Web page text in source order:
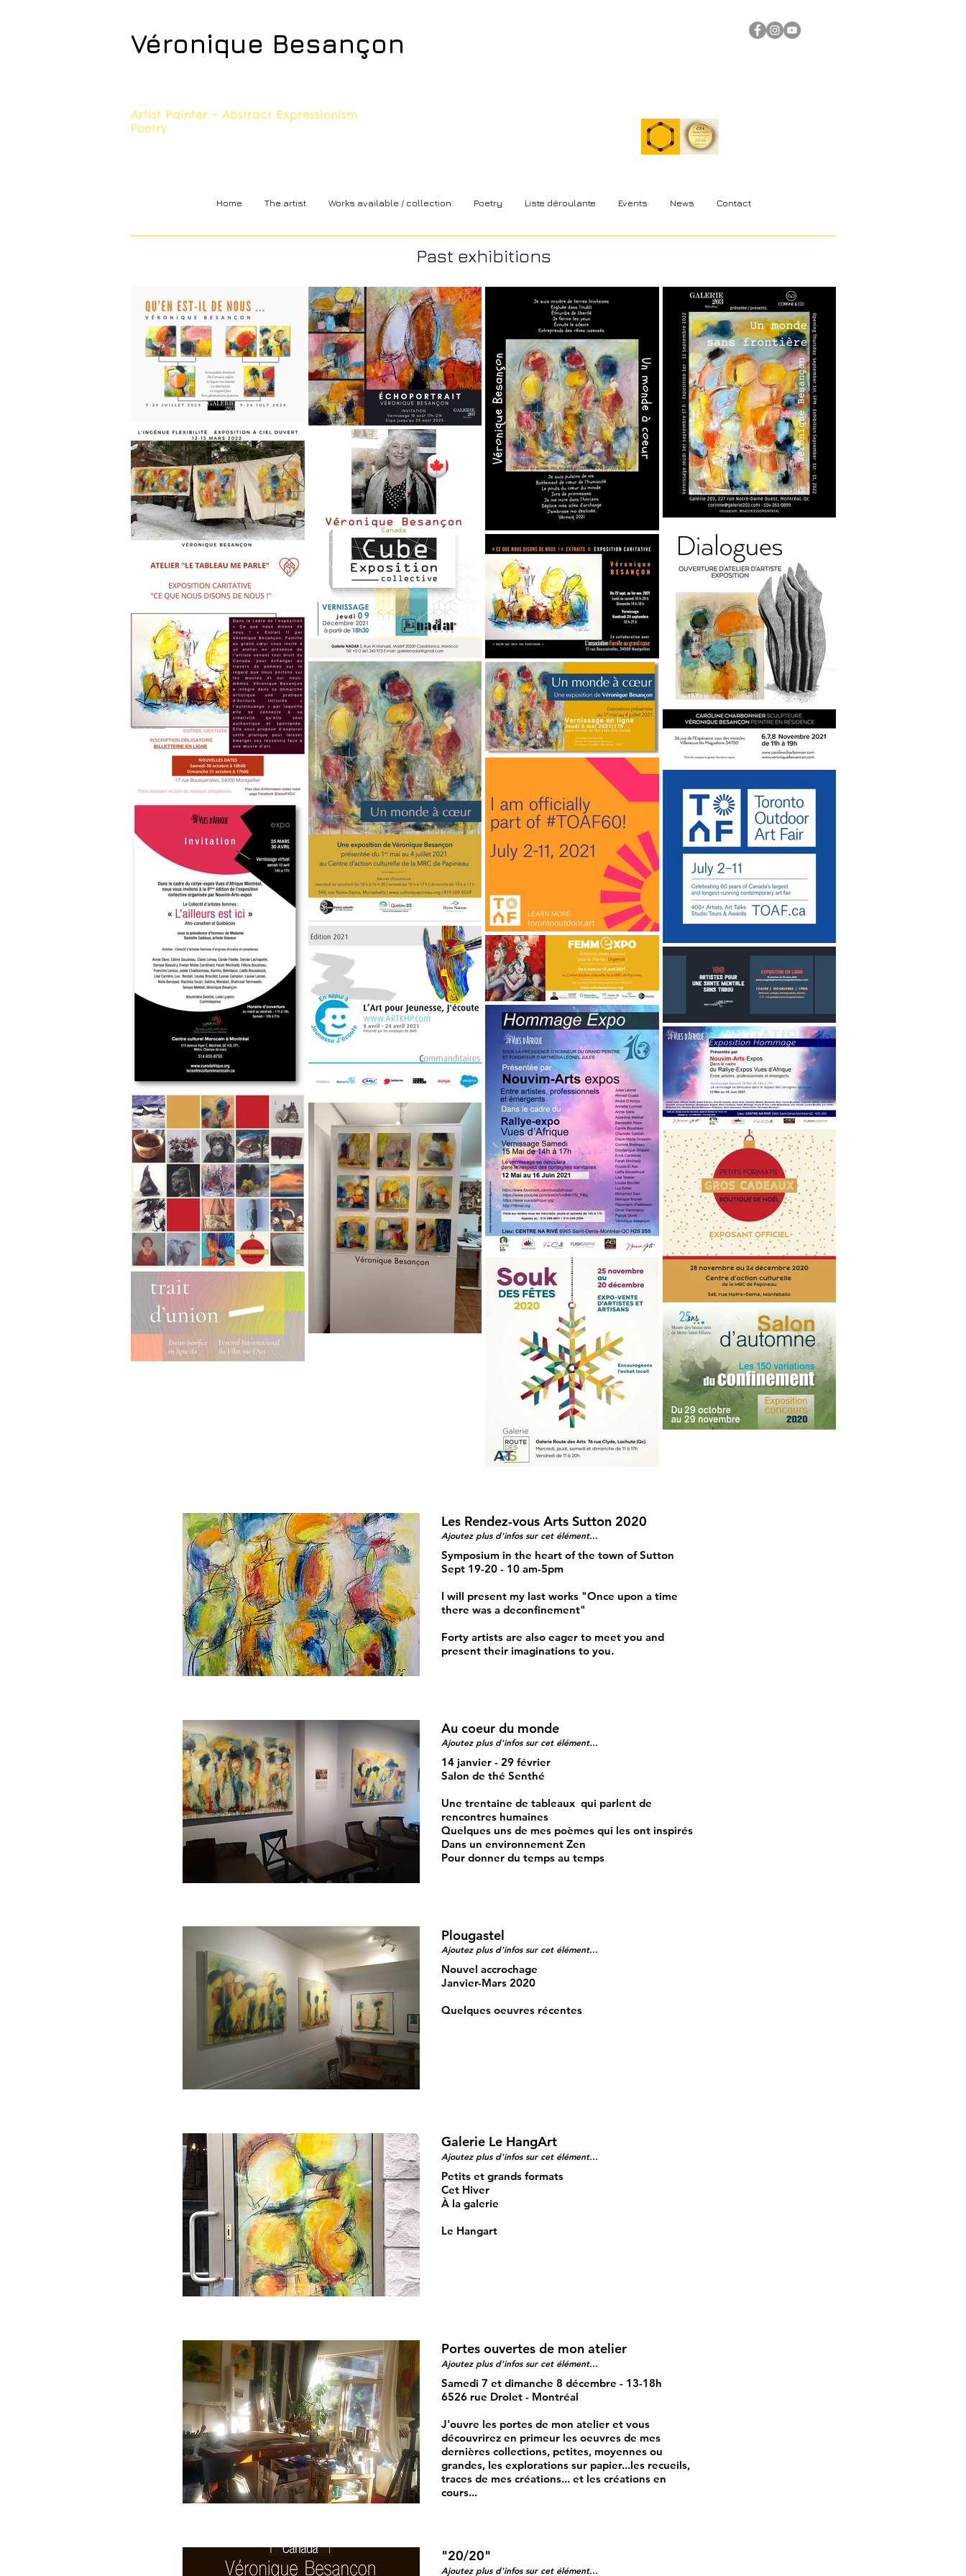
Véronique Besançon
Artist Painter - Abstract Expressionism
Poetry
Home The artist Works available / collection Poetry Liste déroulante Events News Contact
Past exhibitions
Les Rendez-vous Arts Sutton 2020
Ajoutez plus d'infos sur cet élément...
Symposium in the heart of the town of Sutton
Sept 19-20 - 10 am-5pm
I will present my last works "Once upon a time
there was a deconfinement"
Forty artists are also eager to meet you and
present their imaginations to you.
Au coeur du monde
Ajoutez plus d'infos sur cet élément...
14 janvier - 29 février
Salon de thé Senthé
Une trentaine de tableaux qui parlent de
rencontres humaines
Quelques uns de mes poèmes qui les ont inspirés
Dans un environnement Zen
Pour donner du temps au temps
Plougastel
Ajoutez plus d'infos sur cet élément...
Nouvel accrochage
Janvier-Mars 2020
Quelques oeuvres récentes
Galerie Le HangArt
Ajoutez plus d'infos sur cet élément...
Petits et grands formats
Cet Hiver
À la galerie
Le Hangart
Portes ouvertes de mon atelier
Ajoutez plus d'infos sur cet élément...
Samedi 7 et dimanche 8 décembre - 13-18h
6526 rue Drolet - Montréal
J'ouvre les portes de mon atelier et vous
découvrirez en primeur les oeuvres de mes
dernières collections, petites, moyennes ou
grandes, les explorations sur papier...les recueils,
traces de mes créations... et les créations en
cours...
"20/20"
Ajoutez plus d'infos sur cet élément...